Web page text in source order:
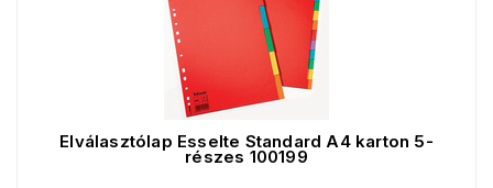
Elválasztólap Esselte Standard A4 karton 5-
részes 100199